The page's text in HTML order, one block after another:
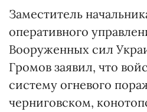
Заместитель
оперативного
Вооруженных сил
Громов заявил, что
систему огневого
черниговском,